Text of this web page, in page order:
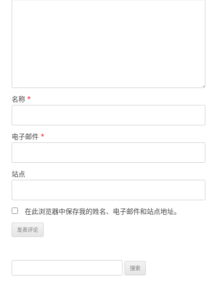
名称 *
电子邮件 *
站点
在此浏览器中保存我的姓名、电子邮件和站点地址。
索